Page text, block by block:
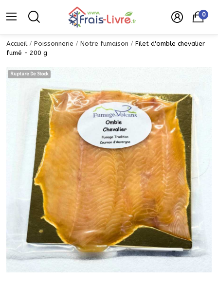
0
Accueil Poissonnerie Notre fumaison
Filet d'omble chevalier
fumé - 200 g
Rupture De Stock